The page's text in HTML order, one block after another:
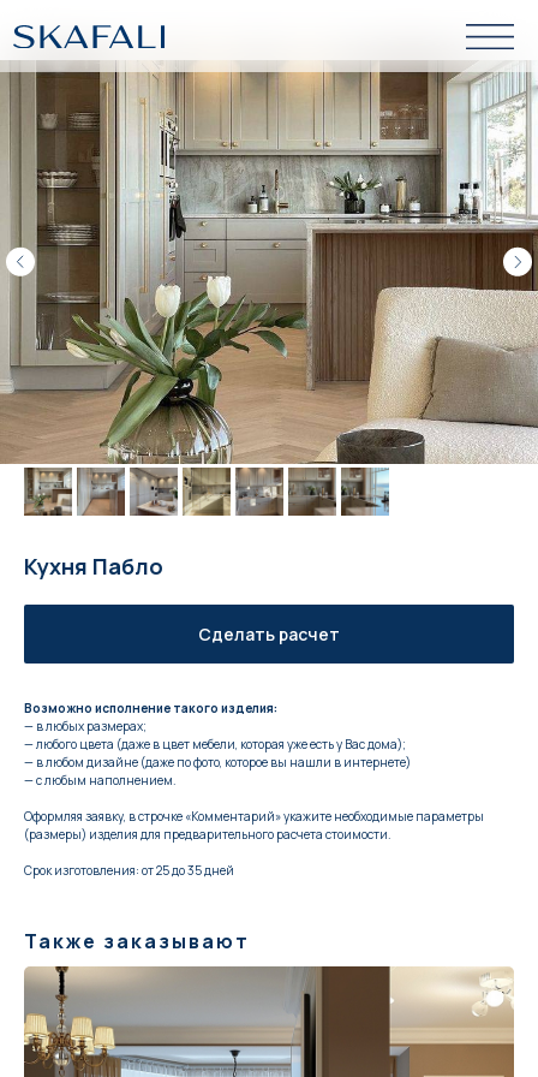
Кухня Пабло
Сделать расчет
Возможно исполнение такого изделия:
— в любых размерах;
— любого цвета (даже в цвет мебели, которая уже есть у Вас дома);
— в любом дизайне (даже по фото, которое вы нашли в интернете)
— с любым наполнением.
Оформляя заявку, в строчке «Комментарий» укажите необходимые параметры
(размеры) изделия для предварительного расчета стоимости.
Срок изготовления: от 25 до 35 дней
Также заказывают